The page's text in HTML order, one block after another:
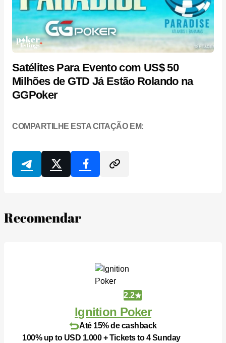
Satélites Para Evento com US$ 50
Milhões de GTD Já Estão Rolando na
GGPoker
COMPARTILHE ESTA CITAÇÃO EM:
Recomendar
2.2
Ignition Poker
Até 15% de cashback
100% up to USD 1.000 + Tickets to 4 Sunday